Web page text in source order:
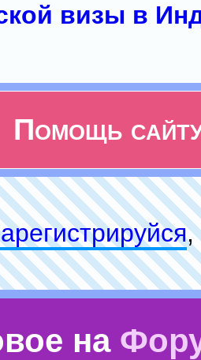
визы в
Помощь
,
на